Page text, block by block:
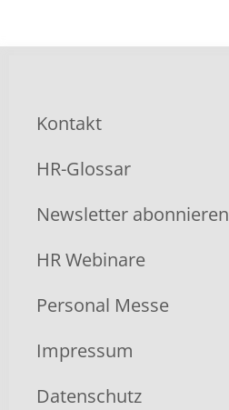
Kontakt
HR-Glossar
Newsletter abonnieren
HR Webinare
Personal Messe
Impressum
Datenschutz